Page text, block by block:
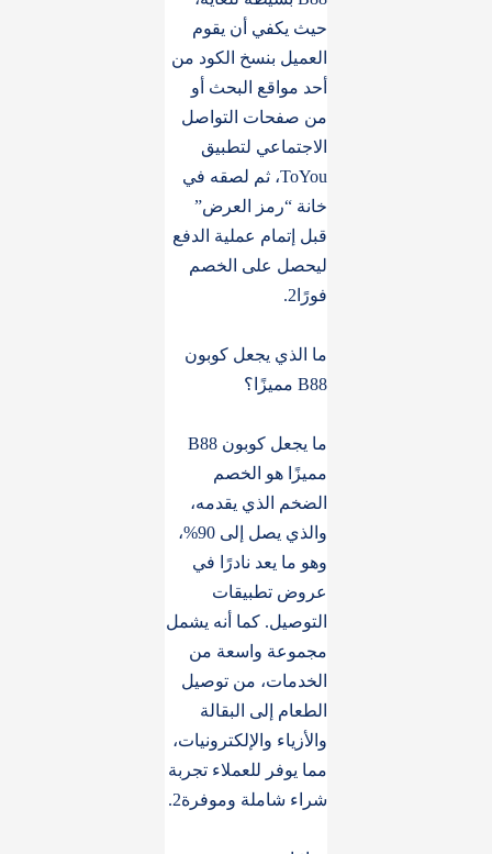
حيث يكفي أن يقوم
العميل بنسخ الكود من
أحد مواقع البحث أو
من صفحات التواصل
الاجتماعي لتطبيق
ToYou، ثم لصقه في
خانة “رمز العرض”
قبل إتمام عملية الدفع
ليحصل على الخصم
فورًا2.
ما الذي يجعل كوبون
B88 مميزًا؟
ما يجعل كوبون B88
مميزًا هو الخصم
الضخم الذي يقدمه،
والذي يصل إلى 90%،
وهو ما يعد نادرًا في
عروض تطبيقات
التوصيل. كما أنه يشمل
مجموعة واسعة من
الخدمات، من توصيل
الطعام إلى البقالة
والأزياء والإلكترونيات،
مما يوفر للعملاء تجربة
شراء شاملة وموفرة2.